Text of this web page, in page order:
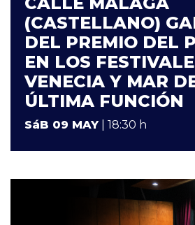
(CASTELLANO)
DEL PREMIO DEL
EN LOS
VENECIA Y MAR
ÚLTIMA FUNCIÓN
SáB 09 MAY| 18:30 h